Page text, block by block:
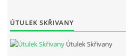
ÚTULEK SKŘIVANY
Útulek Skřivany